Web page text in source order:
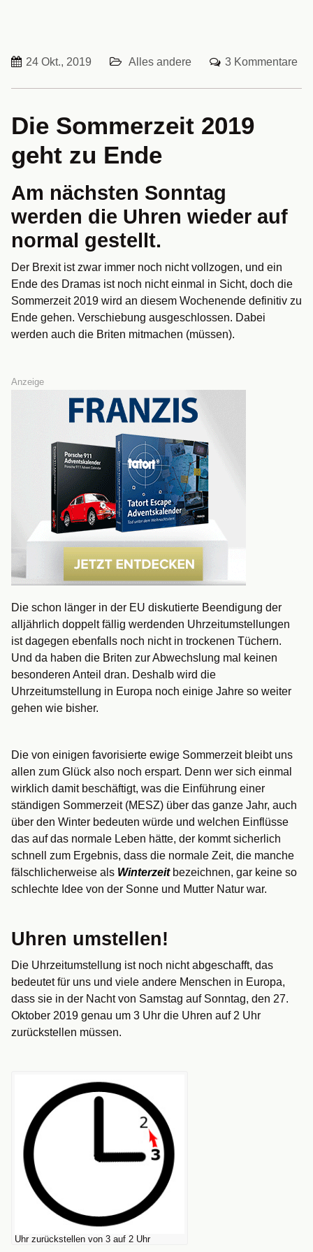
24 Okt., 2019 Alles andere 3 Kommentare
Die Sommerzeit 2019
geht zu Ende
Am nächsten Sonntag
werden die Uhren wieder auf
normal gestellt.
Der Brexit ist zwar immer noch nicht vollzogen, und ein
Ende des Dramas ist noch nicht einmal in Sicht, doch die
Sommerzeit 2019 wird an diesem Wochenende definitiv zu
Ende gehen. Verschiebung ausgeschlossen. Dabei
werden auch die Briten mitmachen (müssen).
Anzeige
Die schon länger in der EU diskutierte Beendigung der
alljährlich doppelt fällig werdenden Uhrzeitumstellungen
ist dagegen ebenfalls noch nicht in trockenen Tüchern.
Und da haben die Briten zur Abwechslung mal keinen
besonderen Anteil dran. Deshalb wird die
Uhrzeitumstellung in Europa noch einige Jahre so weiter
gehen wie bisher.
Die von einigen favorisierte ewige Sommerzeit bleibt uns
allen zum Glück also noch erspart. Denn wer sich einmal
wirklich damit beschäftigt, was die Einführung einer
ständigen Sommerzeit (MESZ) über das ganze Jahr, auch
über den Winter bedeuten würde und welchen Einflüsse
das auf das normale Leben hätte, der kommt sicherlich
schnell zum Ergebnis, dass die normale Zeit, die manche
fälschlicherweise als Winterzeitbezeichnen, gar keine so
schlechte Idee von der Sonne und Mutter Natur war.
Uhren umstellen!
Die Uhrzeitumstellung ist noch nicht abgeschafft, das
bedeutet für uns und viele andere Menschen in Europa,
dass sie in der Nacht von Samstag auf Sonntag, den 27.
Oktober 2019 genau um 3 Uhr die Uhren auf 2 Uhr
zurückstellen müssen.
Uhr zurückstellen von 3 auf 2 Uhr